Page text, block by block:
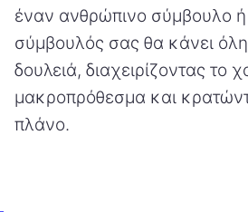
έναν ανθρώπινο σύμβουλο
σύμβουλός σας θα κάνει
δουλειά, διαχειρίζοντας το
μακροπρόθεσμα και
πλάνο.